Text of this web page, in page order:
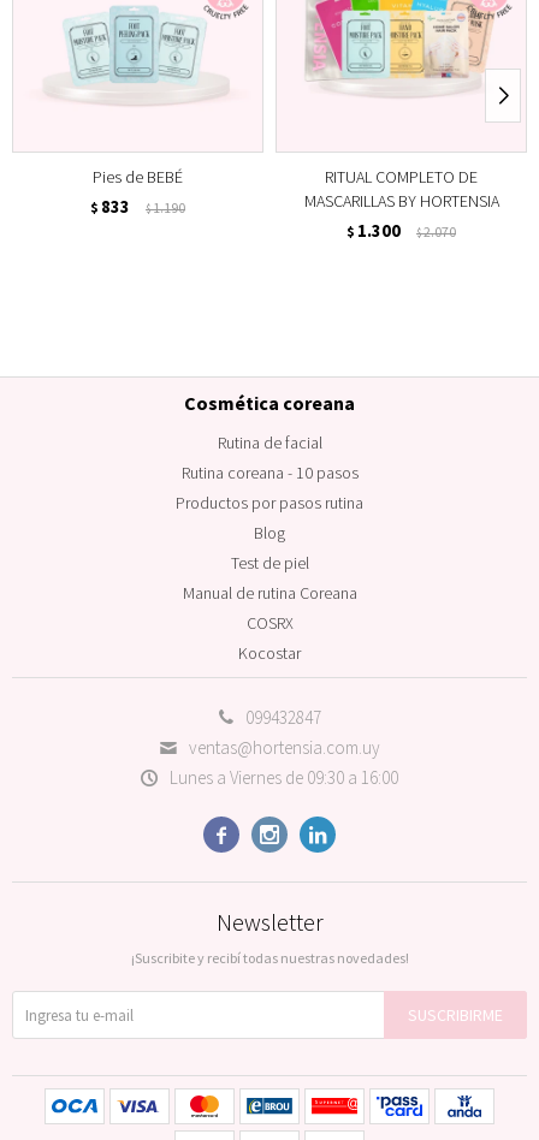
Pies de BEBÉ
$ 833 $1.190
RITUAL COMPLETO DE
MASCARILLAS BY HORTENSIA
$ 1.300 $2.070
099432847
ventas@hortensia.com.uy
Lunes a Viernes de 09:30 a 16:00
  
Cosmética coreana
Rutina de facial
Rutina coreana - 10 pasos
Productos por pasos rutina
Blog
Test de piel
Manual de rutina Coreana
COSRX
Kocostar
Newsletter
¡Suscribite y recibí todas nuestras novedades!
SUSCRIBIRME